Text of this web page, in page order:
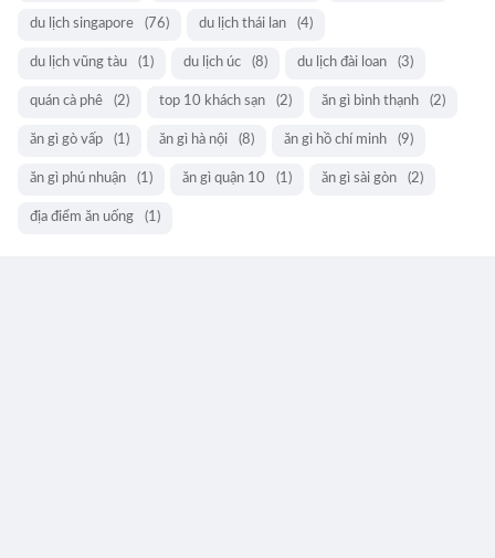
du lịch singapore (76) du lịch thái lan (4)
du lịch vũng tàu (1) du lịch úc (8) du lịch đài loan (3)
quán cà phê (2) top 10 khách sạn (2) ăn gì bình thạnh (2)
ăn gì gò vấp (1) ăn gì hà nội (8) ăn gì hồ chí minh (9)
ăn gì phú nhuận (1) ăn gì quận 10 (1) ăn gì sài gòn (2)
địa điểm ăn uống (1)